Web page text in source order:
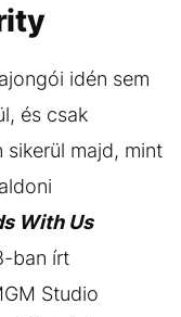
idén sem
és csak
majd, mint
With Us
ban írt
Studio